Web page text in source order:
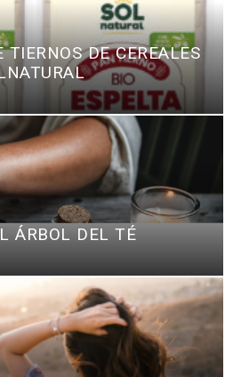
TIERNOS DE CEREALES
ÁRBOL DEL TÉ